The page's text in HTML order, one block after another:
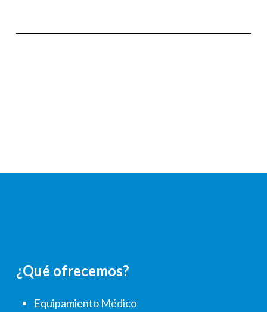
¿Qué ofrecemos?
Equipamiento Médico